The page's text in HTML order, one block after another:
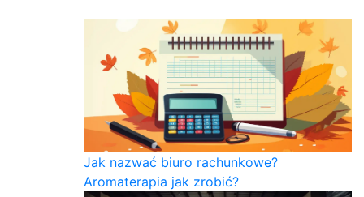
Jak nazwać biuro rachunkowe?
Aromaterapia jak zrobić?